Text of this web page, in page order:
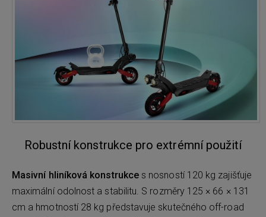
Robustní konstrukce pro extrémní použití
Masivní hliníková konstrukces nosností 120 kg zajišťuje
maximální odolnost a stabilitu. S rozměry 125 × 66 × 131
cm a hmotností 28 kg představuje skutečného off-road